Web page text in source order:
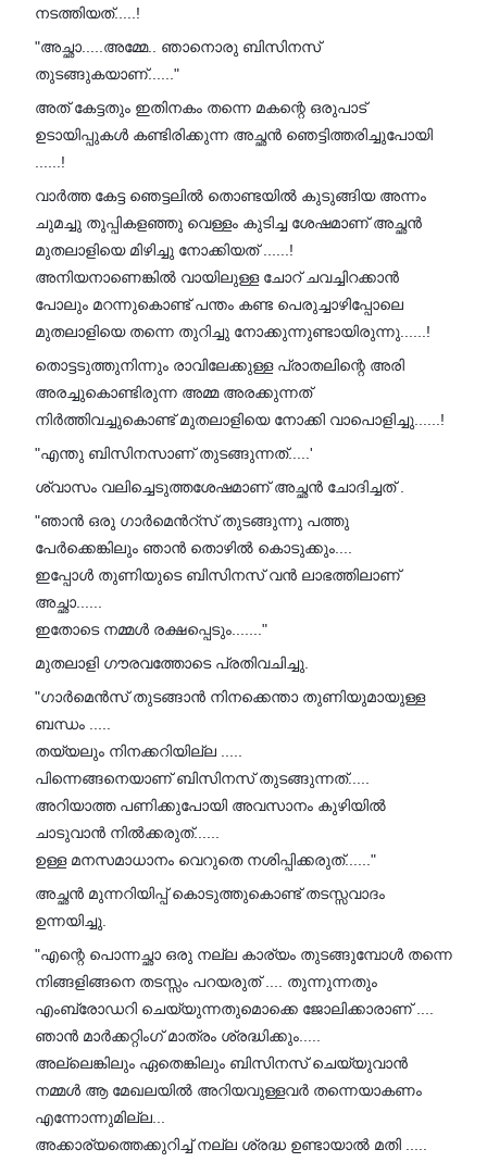
നടത്തിയത്.....!
"അച്ഛാ.....അമ്മേ.. ഞാനൊരു ബിസിനസ്
തുടങ്ങുകയാണ്......"
അത് കേട്ടതും ഇതിനകം തന്നെ മകന്റെ ഒരുപാട്
ഉടായിപ്പുകൾ കണ്ടിരിക്കുന്ന അച്ഛൻ ഞെട്ടിത്തരിച്ചുപോയി
......!
വാർത്ത കേട്ട ഞെട്ടലിൽ തൊണ്ടയിൽ കുടുങ്ങിയ അന്നം
ചുമച്ചു തുപ്പികളഞ്ഞു വെള്ളം കുടിച്ച ശേഷമാണ് അച്ഛൻ
മുതലാളിയെ മിഴിച്ചു നോക്കിയത് ......!
അനിയനാണെങ്കിൽ വായിലുള്ള ചോറ് ചവച്ചിറക്കാൻ
പോലും മറന്നുകൊണ്ട് പന്തം കണ്ട പെരുച്ചാഴിപ്പോലെ
മുതലാളിയെ തന്നെ തുറിച്ചു നോക്കുന്നുണ്ടായിരുന്നു......!
തൊട്ടടുത്തുനിന്നും രാവിലേക്കുള്ള പ്രാതലിന്റെ അരി
അരച്ചുകൊണ്ടിരുന്ന അമ്മ അരക്കുന്നത്
നിർത്തിവച്ചുകൊണ്ട് മുതലാളിയെ നോക്കി വാപൊളിച്ചു......!
"എന്തു ബിസിനസാണ് തുടങ്ങുന്നത്.....'
ശ്വാസം വലിച്ചെടുത്തശേഷമാണ് അച്ഛൻ ചോദിച്ചത് .
"ഞാൻ ഒരു ഗാർമെൻറ്സ് തുടങ്ങുന്നു പത്തു
പേർക്കെങ്കിലും ഞാൻ തൊഴിൽ കൊടുക്കും....
ഇപ്പോൾ തുണിയുടെ ബിസിനസ് വൻ ലാഭത്തിലാണ്
അച്ഛാ......
ഇതോടെ നമ്മൾ രക്ഷപ്പെടും......."
മുതലാളി ഗൗരവത്തോടെ പ്രതിവചിച്ചു.
"ഗാർമെൻസ് തുടങ്ങാൻ നിനക്കെന്താ തുണിയുമായുള്ള
ബന്ധം .....
തയ്യലും നിനക്കറിയില്ല .....
പിന്നെങ്ങനെയാണ് ബിസിനസ് തുടങ്ങുന്നത്.....
അറിയാത്ത പണിക്കുപോയി അവസാനം കുഴിയിൽ
ചാടുവാൻ നിൽക്കരുത്......
ഉള്ള മനസമാധാനം വെറുതെ നശിപ്പിക്കരുത്......"
അച്ഛൻ മുന്നറിയിപ്പ് കൊടുത്തുകൊണ്ട് തടസ്സവാദം
ഉന്നയിച്ചു.
"എന്റെ പൊന്നച്ഛാ ഒരു നല്ല കാര്യം തുടങ്ങുമ്പോൾ തന്നെ
നിങ്ങളിങ്ങനെ തടസ്സം പറയരുത് .... തുന്നുന്നതും
എംബ്രോഡറി ചെയ്യുന്നതുമൊക്കെ ജോലിക്കാരാണ് ....
ഞാൻ മാർക്കറ്റിംഗ് മാത്രം ശ്രദ്ധിക്കും.....
അല്ലെങ്കിലും ഏതെങ്കിലും ബിസിനസ് ചെയ്യുവാൻ
നമ്മൾ ആ മേഖലയിൽ അറിയവുള്ളവർ തന്നെയാകണം
എന്നോന്നുമില്ല...
അക്കാര്യത്തെക്കുറിച്ച് നല്ല ശ്രദ്ധ ഉണ്ടായാൽ മതി .....